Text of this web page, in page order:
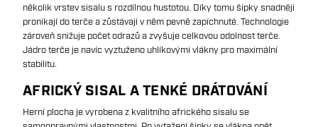
několik vrstev sisalu s rozdílnou hustotou. Díky tomu šipky snadněji
pronikají do terče a zůstávají v něm pevně zapíchnuté. Technologie
zároveň snižuje počet odrazů a zvyšuje celkovou odolnost terče.
Jádro terče je navíc vyztuženo uhlíkovými vlákny pro maximální
stabilitu.
AFRICKÝ SISAL A TENKÉ DRÁTOVÁNÍ
Herní plocha je vyrobena z kvalitního afrického sisalu se